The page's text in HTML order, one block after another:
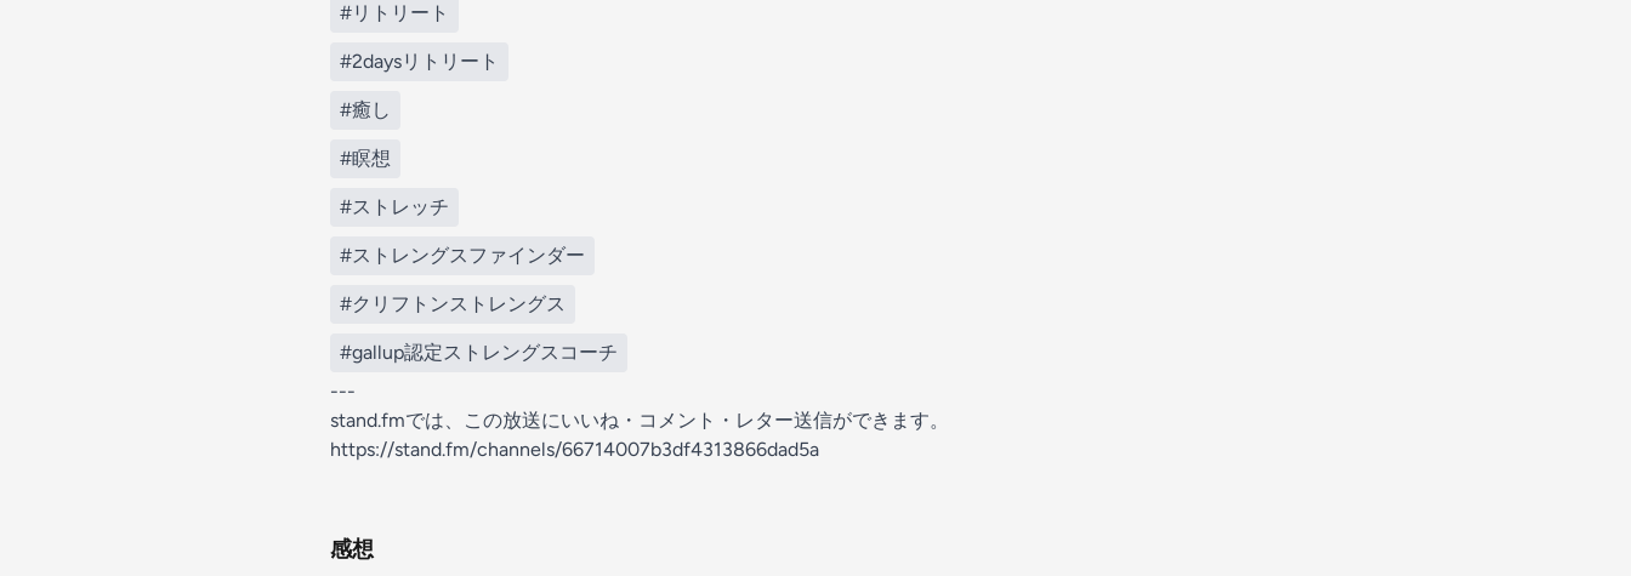
#リトリート
#2daysリトリート
#癒し
#瞑想
#ストレッチ
#ストレングスファインダー
#クリフトンストレングス
#gallup認定ストレングスコーチ
---
stand.fmでは、この放送にいいね・コメント・レター送信ができます。
https://stand.fm/channels/66714007b3df4313866dad5a
感想